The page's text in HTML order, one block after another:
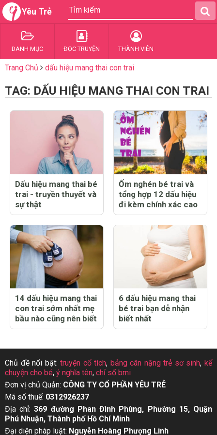
Yêu Trẻ
DANH MỤC ĐỌC TRUYỆN THÀNH VIÊN
Trang Chủ dấu hiệu mang thai con trai
TAG: DẤU HIỆU MANG THAI CON TRAI
Dấu hiệu mang thai bé
trai - truyền thuyết và
sự thật
Ốm nghén bé trai và
tổng hợp 12 dấu hiệu
đi kèm chính xác cao
14 dấu hiệu mang thai
con trai sớm nhất mẹ
bầu nào cũng nên biết
6 dấu hiệu mang thai
bé trai bạn dễ nhận
biết nhất
Chủ đề nổi bật:truyện cổ tích, bảng cân nặng trẻ sơ sinh,kể
chuyện cho bé, ý nghĩa tên, chỉ số bmi
Đơn vị chủ Quản: CÔNG TY CỔ PHẦN YÊU TRẺ
Mã số thuế: 0312926237
Địa chỉ:369 đường Phan Đình Phùng, Phường 15, Quận
Phú Nhuận, Thành phố Hồ Chí Minh
Đại diện pháp luật: Nguyễn Hoàng Phượng Linh